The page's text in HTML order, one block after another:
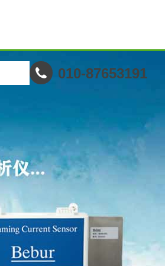
010-87653191